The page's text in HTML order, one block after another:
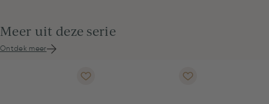
Meer uit deze serie
Ontdek meer